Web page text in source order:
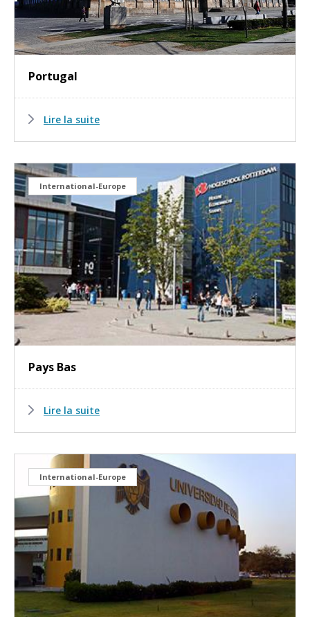
Portugal
Lire la suite
International-Europe
Pays Bas
Lire la suite
International-Europe